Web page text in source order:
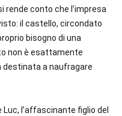
rende conto che l’impresa
il castello, circondato
bisogno di una
non è esattamente
destinata a naufragare
l’affascinante figlio del